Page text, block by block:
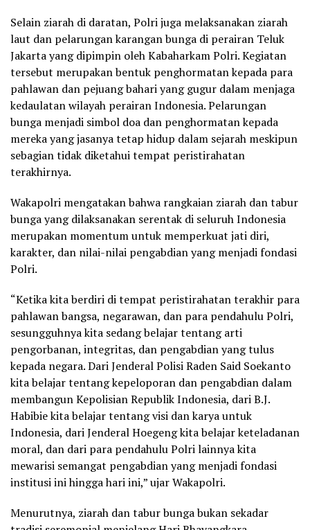
Selain ziarah di daratan, Polri juga melaksanakan ziarah
laut dan pelarungan karangan bunga di perairan Teluk
Jakarta yang dipimpin oleh Kabaharkam Polri. Kegiatan
tersebut merupakan bentuk penghormatan kepada para
pahlawan dan pejuang bahari yang gugur dalam menjaga
kedaulatan wilayah perairan Indonesia. Pelarungan
bunga menjadi simbol doa dan penghormatan kepada
mereka yang jasanya tetap hidup dalam sejarah meskipun
sebagian tidak diketahui tempat peristirahatan
terakhirnya.
Wakapolri mengatakan bahwa rangkaian ziarah dan tabur
bunga yang dilaksanakan serentak di seluruh Indonesia
merupakan momentum untuk memperkuat jati diri,
karakter, dan nilai-nilai pengabdian yang menjadi fondasi
Polri.
“Ketika kita berdiri di tempat peristirahatan terakhir para
pahlawan bangsa, negarawan, dan para pendahulu Polri,
sesungguhnya kita sedang belajar tentang arti
pengorbanan, integritas, dan pengabdian yang tulus
kepada negara. Dari Jenderal Polisi Raden Said Soekanto
kita belajar tentang kepeloporan dan pengabdian dalam
membangun Kepolisian Republik Indonesia, dari B.J.
Habibie kita belajar tentang visi dan karya untuk
Indonesia, dari Jenderal Hoegeng kita belajar keteladanan
moral, dan dari para pendahulu Polri lainnya kita
mewarisi semangat pengabdian yang menjadi fondasi
institusi ini hingga hari ini,” ujar Wakapolri.
Menurutnya, ziarah dan tabur bunga bukan sekadar